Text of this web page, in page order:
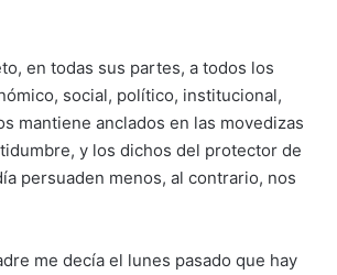
en todas sus partes, a todos los
social, político, institucional,
mantiene anclados en las movedizas
y los dichos del protector de
persuaden menos, al contrario, nos
me decía el lunes pasado que hay